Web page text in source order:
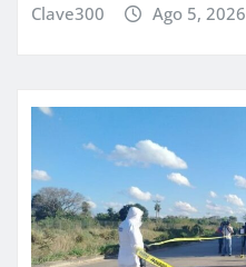
Clave300 Ago 5, 2026